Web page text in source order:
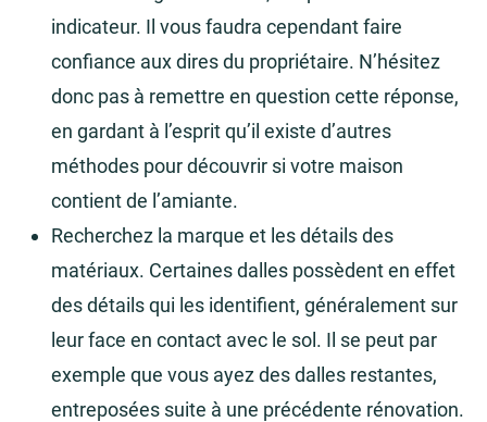
indicateur. Il vous faudra cependant faire
confiance aux dires du propriétaire. N’hésitez
donc pas à remettre en question cette réponse,
en gardant à l’esprit qu’il existe d’autres
méthodes pour découvrir si votre maison
contient de l’amiante.
Recherchez la marque et les détails des
matériaux. Certaines dalles possèdent en effet
des détails qui les identifient, généralement sur
leur face en contact avec le sol. Il se peut par
exemple que vous ayez des dalles restantes,
entreposées suite à une précédente rénovation.